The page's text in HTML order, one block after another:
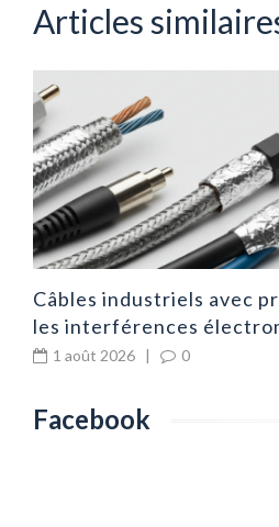
Articles
Câbles industriels avec
les interférences
1 août 2026 | 0
Facebook